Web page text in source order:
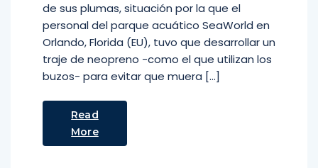
de sus plumas, situación por la que el
personal del parque acuático SeaWorld en
Orlando, Florida (EU), tuvo que desarrollar un
traje de neopreno -como el que utilizan los
buzos- para evitar que muera […]
Read
More